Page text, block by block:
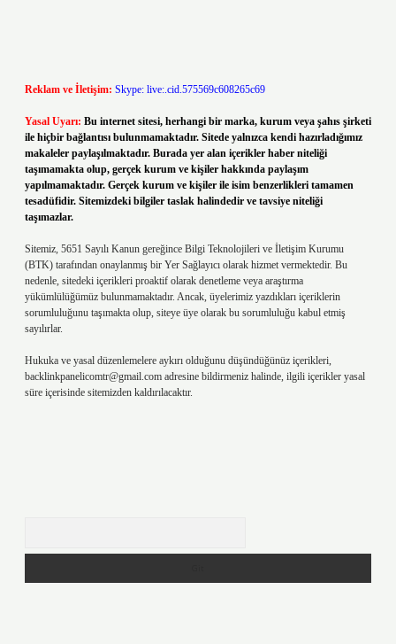
Reklam ve İletişim: Skype: live:.cid.575569c608265c69
Yasal Uyarı: Bu internet sitesi, herhangi bir marka, kurum veya şahıs şirketi
ile hiçbir bağlantısı bulunmamaktadır. Sitede yalnızca kendi hazırladığımız
makaleler paylaşılmaktadır. Burada yer alan içerikler haber niteliği
taşımamakta olup, gerçek kurum ve kişiler hakkında paylaşım
yapılmamaktadır. Gerçek kurum ve kişiler ile isim benzerlikleri tamamen
tesadüfidir. Sitemizdeki bilgiler taslak halindedir ve tavsiye niteliği
taşımazlar.
Sitemiz, 5651 Sayılı Kanun gereğince Bilgi Teknolojileri ve İletişim Kurumu
(BTK) tarafından onaylanmış bir Yer Sağlayıcı olarak hizmet vermektedir. Bu
nedenle, sitedeki içerikleri proaktif olarak denetleme veya araştırma
yükümlülüğümüz bulunmamaktadır. Ancak, üyelerimiz yazdıkları içeriklerin
sorumluluğunu taşımakta olup, siteye üye olarak bu sorumluluğu kabul etmiş
sayılırlar.
Hukuka ve yasal düzenlemelere aykırı olduğunu düşündüğünüz içerikleri,
backlinkpanelicomtr@gmail.com adresine bildirmeniz halinde, ilgili içerikler yasal
süre içerisinde sitemizden kaldırılacaktır.